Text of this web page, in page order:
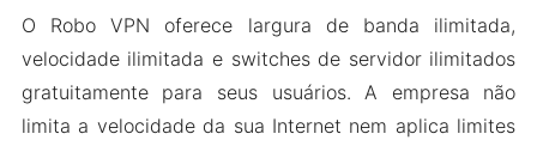
O Robo VPN oferece largura de banda ilimitada,
velocidade ilimitada e switches de servidor ilimitados
gratuitamente para seus usuários. A empresa não
limita a velocidade da sua Internet nem aplica limites